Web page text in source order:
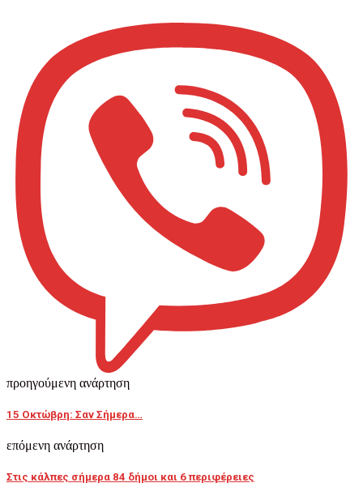
προηγούμενη ανάρτηση
15 Οκτώβρη: Σαν Σήμερα…
επόμενη ανάρτηση
Στις κάλπες σήμερα 84 δήμοι και 6 περιφέρειες